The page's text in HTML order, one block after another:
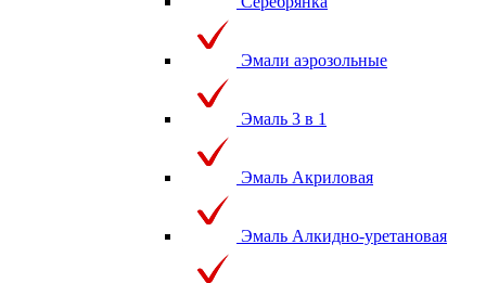
Эмали аэрозольные
Эмаль 3 в 1
Эмаль Акриловая
Эмаль Алкидно-уретановая